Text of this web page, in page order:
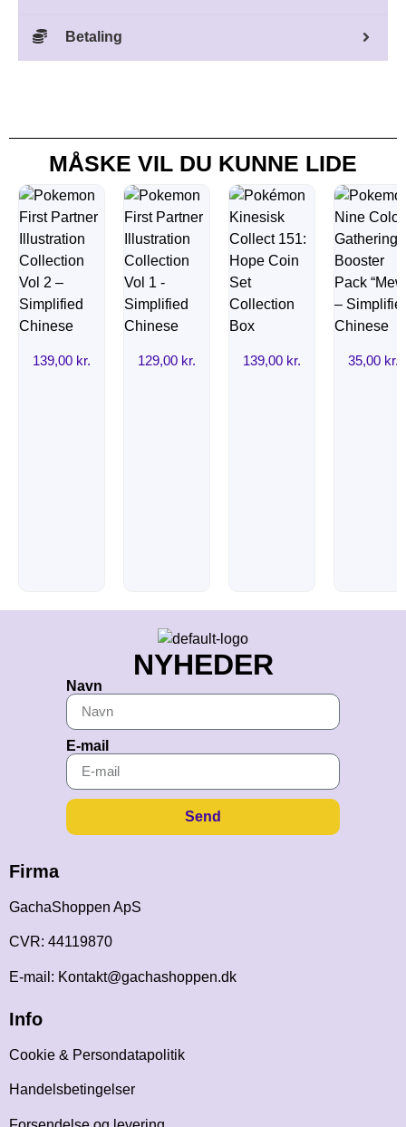
Betaling
MÅSKE VIL DU KUNNE LIDE
139,00 kr. 129,00 kr. 139,00 kr. 35,00 kr.
NYHEDER
Navn
E-mail
Send
Firma
GachaShoppen ApS
CVR: 44119870
E-mail: Kontakt@gachashoppen.dk
Info
Cookie & Persondatapolitik
Handelsbetingelser